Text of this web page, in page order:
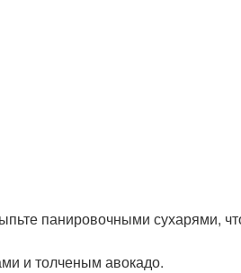
панировочными сухарями,
и толченым авокадо.